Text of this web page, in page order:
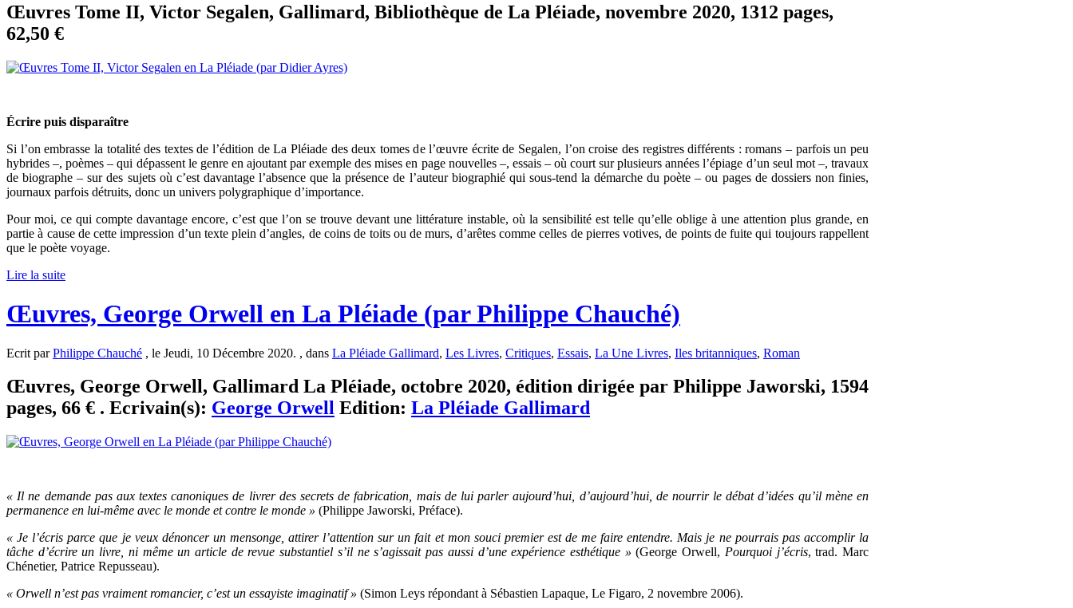
Œuvres Tome II, Victor Segalen, Gallimard, Bibliothèque de La Pléiade, novembre 2020, 1312 pages,
62,50 €
Écrire puis disparaître
Si l’on embrasse la totalité des textes de l’édition de La Pléiade des deux tomes de l’œuvre écrite de Segalen, l’on croise des registres différents : romans – parfois un peu
hybrides –, poèmes – qui dépassent le genre en ajoutant par exemple des mises en page nouvelles –, essais – où court sur plusieurs années l’épiage d’un seul mot –, travaux
de biographe – sur des sujets où c’est davantage l’absence que la présence de l’auteur biographié qui sous-tend la démarche du poète – ou pages de dossiers non finies,
journaux parfois détruits, donc un univers polygraphique d’importance.
Pour moi, ce qui compte davantage encore, c’est que l’on se trouve devant une littérature instable, où la sensibilité est telle qu’elle oblige à une attention plus grande, en
partie à cause de cette impression d’un texte plein d’angles, de coins de toits ou de murs, d’arêtes comme celles de pierres votives, de points de fuite qui toujours rappellent
que le poète voyage.
Lire la suite
Œuvres, George Orwell en La Pléiade (par Philippe Chauché)
Ecrit parPhilippe Chauché , le Jeudi, 10 Décembre 2020. , dans La Pléiade Gallimard, Les Livres, Critiques, Essais, La Une Livres, Iles britanniques, Roman
Œuvres, George Orwell, Gallimard La Pléiade, octobre 2020, édition dirigée par Philippe Jaworski, 1594
pages, 66 € . Ecrivain(s): George Orwell Edition: La Pléiade Gallimard
« Il ne demande pas aux textes canoniques de livrer des secrets de fabrication, mais de lui parler aujourd’hui, d’aujourd’hui, de nourrir le débat d’idées qu’il mène en
permanence en lui-même avec le monde et contre le monde » (Philippe Jaworski, Préface).
« Je l’écris parce que je veux dénoncer un mensonge, attirer l’attention sur un fait et mon souci premier est de me faire entendre. Mais je ne pourrais pas accomplir la
tâche d’écrire un livre, ni même un article de revue substantiel s’il ne s’agissait pas aussi d’une expérience esthétique » (George Orwell, Pourquoi j’écris, trad. Marc
Chénetier, Patrice Repusseau).
« Orwell n’est pas vraiment romancier, c’est un essayiste imaginatif » (Simon Leys répondant à Sébastien Lapaque, Le Figaro, 2 novembre 2006).